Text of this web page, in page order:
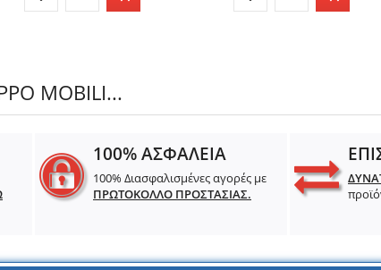
MOBILI...
100% ΑΣΦΑΛΕΙΑ
100% Διασφαλισμένες αγορές με
ΠΡΩΤΟΚΟΛΛΟ ΠΡΟΣΤΑΣΙΑΣ.